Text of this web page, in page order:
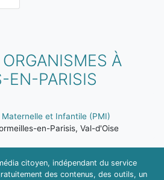
À
EN-PARISIS
et Infantile (PMI)
en-Parisis, Val-d'Oise
citoyen, indépendant du service
des contenus, des outils, un